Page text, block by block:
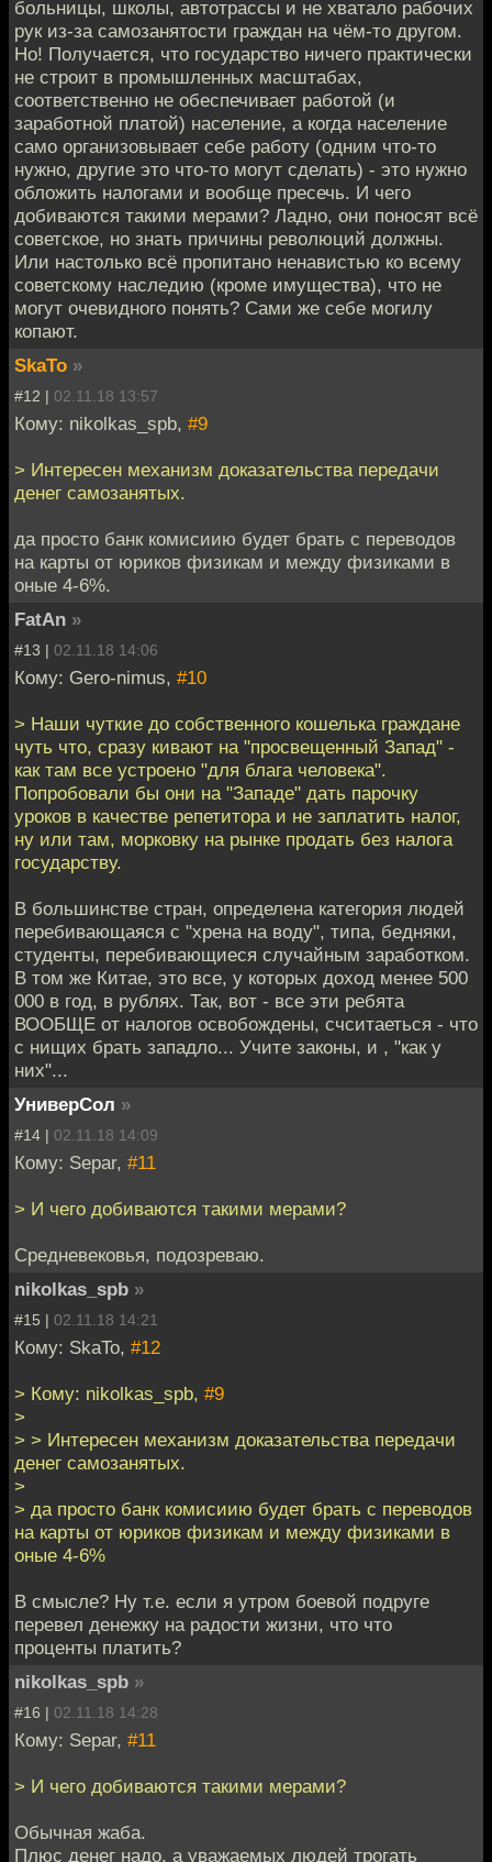
больницы, школы, автотрассы и не хватало рабочих
рук из-за самозанятости граждан на чём-то другом.
Но! Получается, что государство ничего практически
не строит в промышленных масштабах,
соответственно не обеспечивает работой (и
заработной платой) население, а когда население
само организовывает себе работу (одним что-то
нужно, другие это что-то могут сделать) - это нужно
обложить налогами и вообще пресечь. И чего
добиваются такими мерами? Ладно, они поносят всё
советское, но знать причины революций должны.
Или настолько всё пропитано ненавистью ко всему
советскому наследию (кроме имущества), что не
могут очевидного понять? Сами же себе могилу
копают.
SkaTo »
#12 | 02.11.18 13:57
Кому: nikolkas_spb, #9
> Интересен механизм доказательства передачи
денег самозанятых.
да просто банк комисиию будет брать с переводов
на карты от юриков физикам и между физиками в
оные 4-6%.
FatAn »
#13 | 02.11.18 14:06
Кому: Gero-nimus, #10
> Наши чуткие до собственного кошелька граждане
чуть что, сразу кивают на "просвещенный Запад" -
как там все устроено "для блага человека".
Попробовали бы они на "Западе" дать парочку
уроков в качестве репетитора и не заплатить налог,
ну или там, морковку на рынке продать без налога
государству.
В большинстве стран, определена категория людей
перебивающаяся с "хрена на воду", типа, бедняки,
студенты, перебивающиеся случайным заработком.
В том же Китае, это все, у которых доход менее 500
000 в год, в рублях. Так, вот - все эти ребята
ВООБЩЕ от налогов освобождены, счситаеться - что
с нищих брать западло... Учите законы, и , "как у
них"...
УниверСол »
#14 | 02.11.18 14:09
Кому: Separ, #11
> И чего добиваются такими мерами?
Средневековья, подозреваю.
nikolkas_spb »
#15 | 02.11.18 14:21
Кому: SkaTo, #12
> Кому: nikolkas_spb, #9
>
> > Интересен механизм доказательства передачи
денег самозанятых.
>
> да просто банк комисиию будет брать с переводов
на карты от юриков физикам и между физиками в
оные 4-6%
В смысле? Ну т.е. если я утром боевой подруге
перевел денежку на радости жизни, что что
проценты платить?
nikolkas_spb »
#16 | 02.11.18 14:28
Кому: Separ, #11
> И чего добиваются такими мерами?
Обычная жаба.
Плюс денег надо, а уважаемых людей трогать